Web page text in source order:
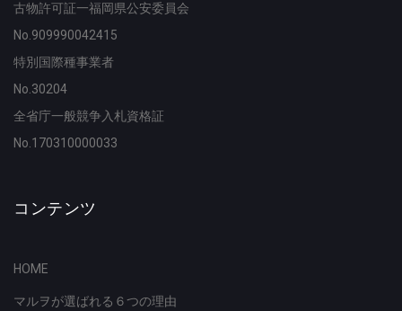
古物許可証一福岡県公安委員会
No.909990042415
特別国際種事業者
No.30204
全省庁一般競争入札資格証
No.170310000033
コンテンツ
HOME
マルヲが選ばれる６つの理由